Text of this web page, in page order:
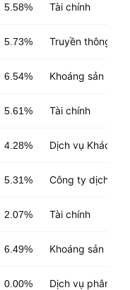
5.58% Tài chính
5.73% Truyền thông
6.54% Khoáng sản phi
5.61% Tài chính
4.28% Dịch vụ Khách
5.31% Công ty dịch vụ
2.07% Tài chính
6.49% Khoáng sản
0.00% Dịch vụ phân